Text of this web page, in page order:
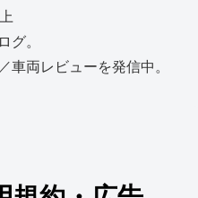
グ。
車両レビューを発信中。